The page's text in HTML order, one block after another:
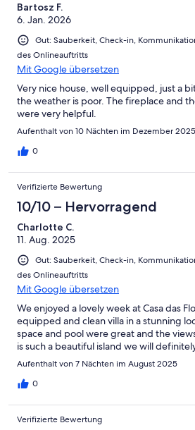
Bartosz F.
6. Jan. 2026
Gut: Sauberkeit, Check-in,
des Onlineauftritts
Mit Google übersetzen
Very nice house, well equipped, just a
the weather is poor. The fireplace and
were very helpful.
Aufenthalt von 10 Nächten im Dezember 2025
0
Verifizierte Bewertung
10/10 – Hervorragend
Charlotte C.
11. Aug. 2025
Gut: Sauberkeit, Check-in,
des Onlineauftritts
Mit Google übersetzen
We enjoyed a lovely week at Casa das
equipped and clean villa in a stunning
space and pool were great and the
is such a beautiful island we will
Aufenthalt von 7 Nächten im August 2025
0
Verifizierte Bewertung